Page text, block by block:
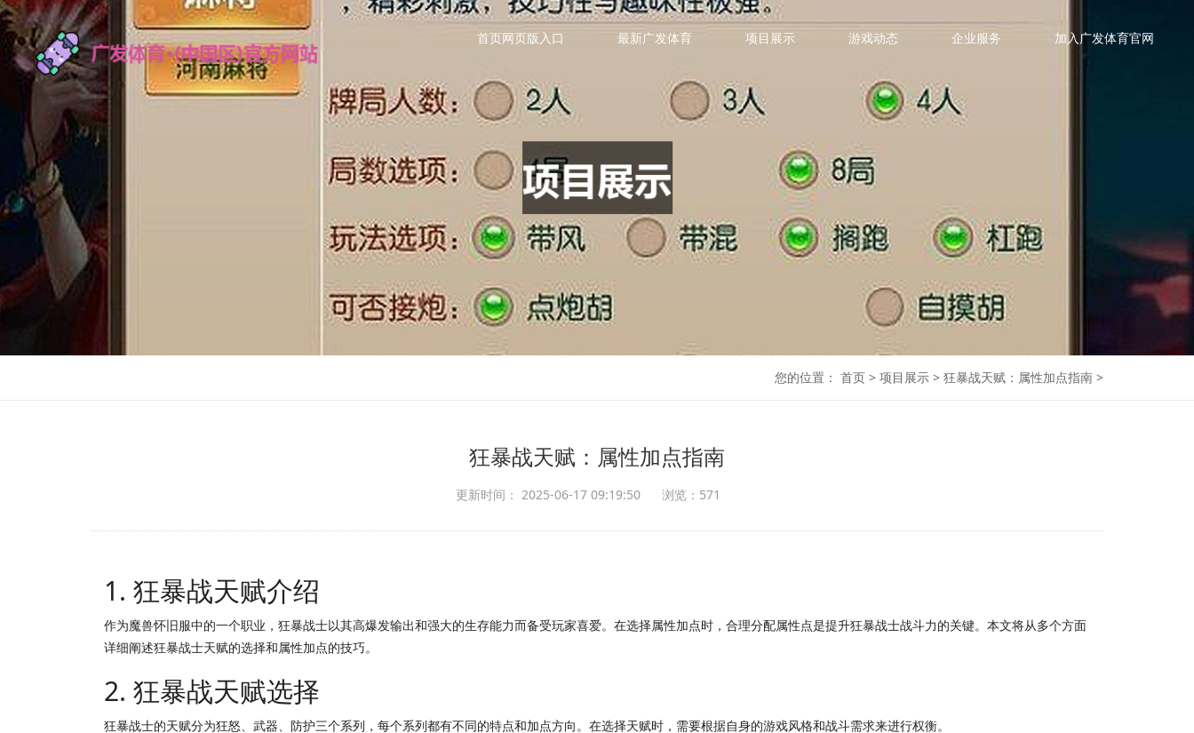
首页网页版入口 最新广发体育 项目展示 游戏动态 企业服务 加入广发体育官网
您的位置： 首页 > 项目展示 > 狂暴战天赋：属性加点指南 >
狂暴战天赋：属性加点指南
更新时间： 2025-06-17 09:19:50 浏览：571
1. 狂暴战天赋介绍
作为魔兽怀旧服中的一个职业，狂暴战士以其高爆发输出和强大的生存能力而备受玩家喜爱。在选择属性加点时，合理分配属性点是提升狂暴战士战斗力的关键。本文将从多个方面
详细阐述狂暴战士天赋的选择和属性加点的技巧。
2. 狂暴战天赋选择
狂暴战士的天赋分为狂怒、武器、防护三个系列，每个系列都有不同的特点和加点方向。在选择天赋时，需要根据自身的游戏风格和战斗需求来进行权衡。